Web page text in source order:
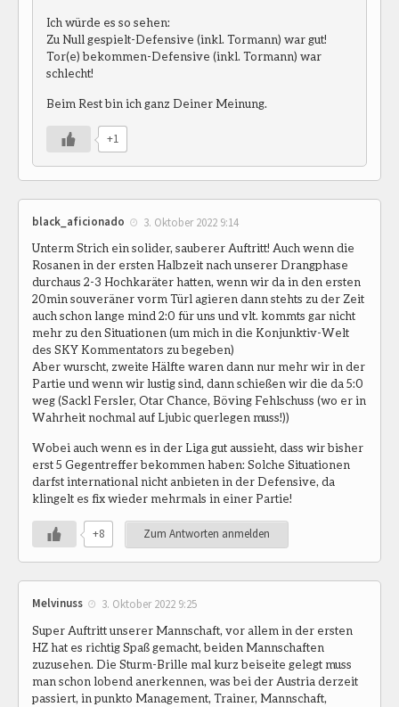
Ich würde es so sehen:
Zu Null gespielt-Defensive (inkl. Tormann) war gut!
Tor(e) bekommen-Defensive (inkl. Tormann) war
schlecht!
Beim Rest bin ich ganz Deiner Meinung.
+1
black_aficionado 3. Oktober 2022 9:14
Unterm Strich ein solider, sauberer Auftritt! Auch wenn die
Rosanen in der ersten Halbzeit nach unserer Drangphase
durchaus 2-3 Hochkaräter hatten, wenn wir da in den ersten
20min souveräner vorm Türl agieren dann stehts zu der Zeit
auch schon lange mind 2:0 für uns und vlt. kommts gar nicht
mehr zu den Situationen (um mich in die Konjunktiv-Welt
des SKY Kommentators zu begeben)
Aber wurscht, zweite Hälfte waren dann nur mehr wir in der
Partie und wenn wir lustig sind, dann schießen wir die da 5:0
weg (Sackl Fersler, Otar Chance, Böving Fehlschuss (wo er in
Wahrheit nochmal auf Ljubic querlegen muss!))
Wobei auch wenn es in der Liga gut aussieht, dass wir bisher
erst 5 Gegentreffer bekommen haben: Solche Situationen
darfst international nicht anbieten in der Defensive, da
klingelt es fix wieder mehrmals in einer Partie!
+8 Zum Antworten anmelden
Melvinuss 3. Oktober 2022 9:25
Super Auftritt unserer Mannschaft, vor allem in der ersten
HZ hat es richtig Spaß gemacht, beiden Mannschaften
zuzusehen. Die Sturm-Brille mal kurz beiseite gelegt muss
man schon lobend anerkennen, was bei der Austria derzeit
passiert, in punkto Management, Trainer, Mannschaft,